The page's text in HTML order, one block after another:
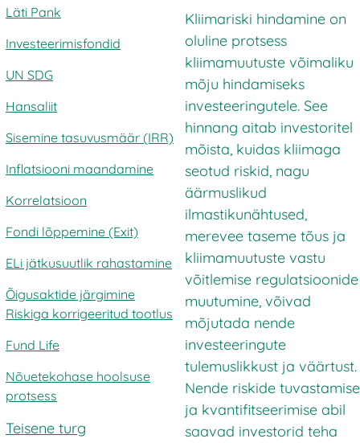
Läti Pank
Investeerimisfondid
UN SDG
Hansaliit
Sisemine tasuvusmäär (IRR)
Inflatsiooni maandamine
Korrelatsioon
Fondi lõppemine (Exit)
ELi jätkusuutlik rahastamine
Õigusaktide järgimine
Riskiga korrigeeritud tootlus
Fund Life
Nõuetekohase hoolsuse
protsess
Teisene turg
Kliimariski hindamine on
oluline protsess
kliimamuutuste võimaliku
mõju hindamiseks
investeeringutele. See
hinnang aitab investoritel
mõista, kuidas kliimaga
seotud riskid, nagu
äärmuslikud
ilmastikunähtused,
merevee taseme tõus ja
kliimamuutuste vastu
võitlemise regulatsioonide
muutumine, võivad
mõjutada nende
investeeringute
tulemuslikkust ja väärtust.
Nende riskide tuvastamise
ja kvantifitseerimise abil
saavad investorid teha